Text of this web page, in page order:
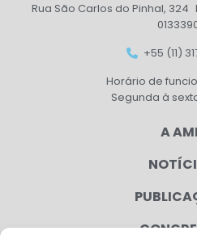
Rua São Carlos do Pinhal, 324
+55 (11)
Horário de
Segunda à
A